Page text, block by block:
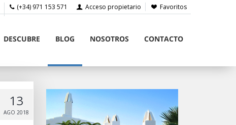
Favoritos
Acceso propietario
(+34) 971 153 571
DESCUBRE BLOG NOSOTROS CONTACTO
13
AGO 2018